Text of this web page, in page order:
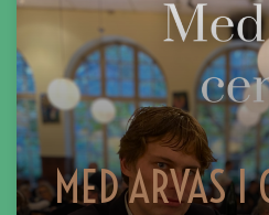
MED ARVAS I